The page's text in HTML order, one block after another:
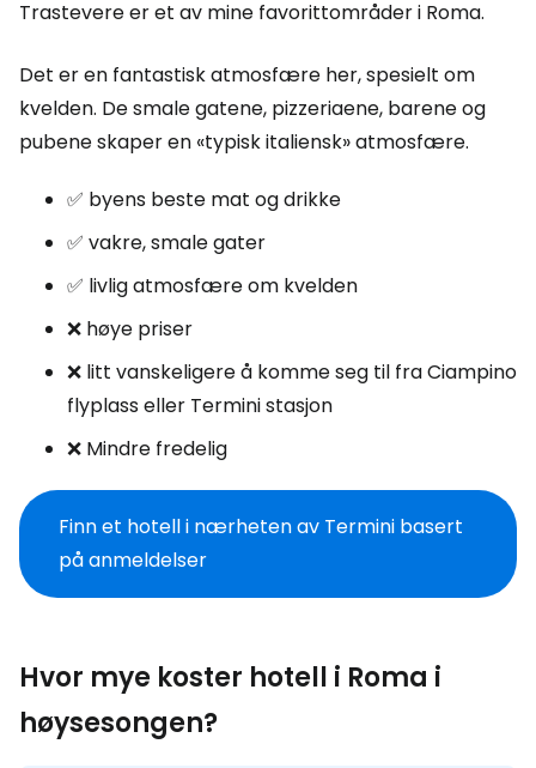
Trastevere er et av mine favorittområder i Roma.
Det er en fantastisk atmosfære her, spesielt om
kvelden. De smale gatene, pizzeriaene, barene og
pubene skaper en «typisk italiensk» atmosfære.
✅ byens beste mat og drikke
✅ vakre, smale gater
✅ livlig atmosfære om kvelden
❌ høye priser
❌ litt vanskeligere å komme seg til fra Ciampino
flyplass eller Termini stasjon
❌ Mindre fredelig
Finn et hotell i nærheten av Termini basert
på anmeldelser
Hvor mye koster hotell i Roma i
høysesongen?